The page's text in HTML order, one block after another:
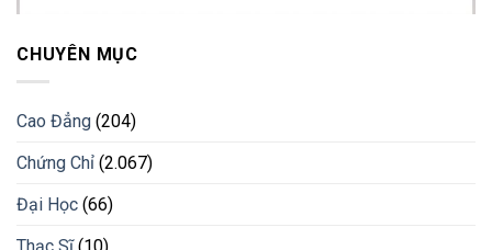
CHUYÊN MỤC
Cao Đẳng (204)
Chứng Chỉ (2.067)
Đại Học (66)